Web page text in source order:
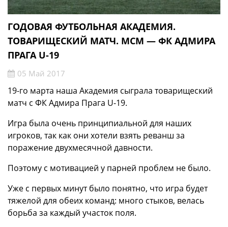
ГОДОВАЯ ФУТБОЛЬНАЯ АКАДЕМИЯ.
ТОВАРИЩЕСКИЙ МАТЧ. МСМ — ФК АДМИРА
ПРАГА U-19
05 Май 2017
19-го марта наша Академия сыграла товарищеский
матч с ФК Адмира Прага U-19.
Игра была очень принципиальной для наших
игроков, так как они хотели взять реванш за
поражение двухмесячной давности.
Поэтому с мотивацией у парней проблем не было.
Уже с первых минут было понятно, что игра будет
тяжелой для обеих команд: много стыков, велась
борьба за каждый участок поля.